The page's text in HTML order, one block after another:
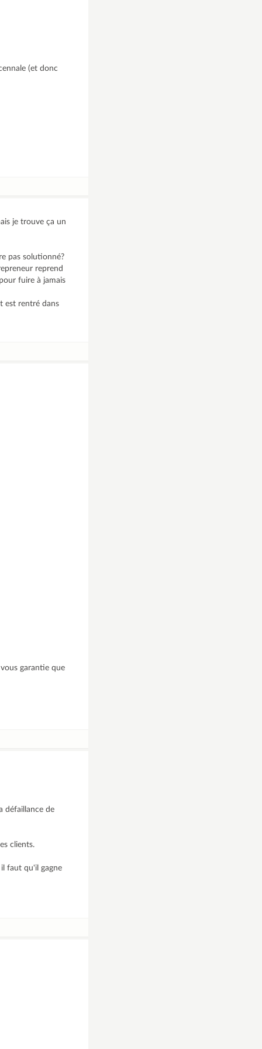
(et donc
je trouve ça un
pas solutionné?
reprend
fuire à jamais
est rentré dans
garantie que
défaillance de
clients.
faut qu'il gagne